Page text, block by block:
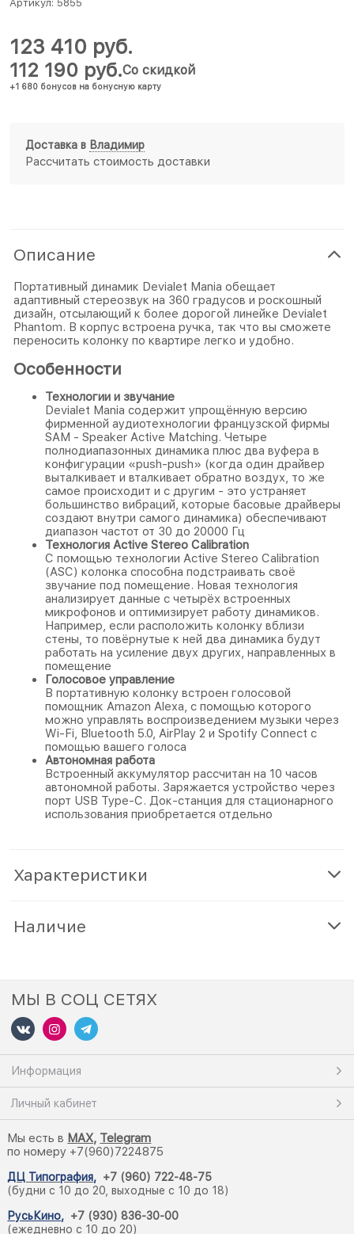
Артикул: 5855
112 190 руб.
+1 680 бонусов на бонусную карту
Со скидкой
123 410 руб.
Доставка в Владимир
Рассчитать стоимость доставки
Описание
Портативный динамик Devialet Mania обещает
адаптивный стереозвук на 360 градусов и роскошный
дизайн, отсылающий к более дорогой линейке Devialet
Phantom. В корпус встроена ручка, так что вы сможете
переносить колонку по квартире легко и удобно.
Особенности
Технологии и звучание
Devialet Mania содержит упрощённую версию
фирменной аудиотехнологии французской фирмы
SAM - Speaker Active Matching. Четыре
полнодиапазонных динамика плюс два вуфера в
конфигурации «push-push» (когда один драйвер
выталкивает и вталкивает обратно воздух, то же
самое происходит и с другим - это устраняет
большинство вибраций, которые басовые драйверы
создают внутри самого динамика) обеспечивают
диапазон частот от 30 до 20000 Гц
Технология Active Stereo Calibration
С помощью технологии Active Stereo Calibration
(ASC) колонка способна подстраивать своё
звучание под помещение. Новая технология
анализирует данные с четырёх встроенных
микрофонов и оптимизирует работу динамиков.
Например, если расположить колонку вблизи
стены, то повёрнутые к ней два динамика будут
работать на усиление двух других, направленных в
помещение
Голосовое управление
В портативную колонку встроен голосовой
помощник Amazon Alexa, с помощью которого
можно управлять воспроизведением музыки через
Wi-Fi, Bluetooth 5.0, AirPlay 2 и Spotify Connect с
помощью вашего голоса
Автономная работа
Встроенный аккумулятор рассчитан на 10 часов
автономной работы. Заряжается устройство через
порт USB Type-C. Док-станция для стационарного
использования приобретается отдельно
Характеристики
Наличие
МЫ В СОЦ СЕТЯХ
Информация
Личный кабинет
Мы есть в MAX, Telegram
по номеру +7(960)7224875
ДЦ Типография, +7 (960) 722-48-75
(будни с 10 до 20, выходные с 10 до 18)
РусьКино, +7 (930) 836-30-00
(ежедневно с 10 до 20)